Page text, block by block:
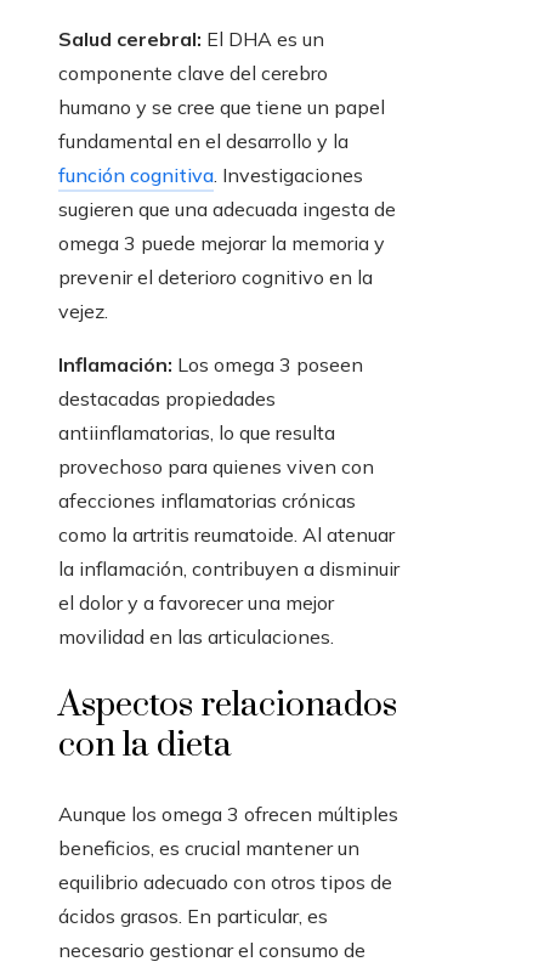
Salud cerebral: El DHA es un
componente clave del cerebro
humano y se cree que tiene un papel
fundamental en el desarrollo y la
función cognitiva. Investigaciones
sugieren que una adecuada ingesta de
omega 3 puede mejorar la memoria y
prevenir el deterioro cognitivo en la
vejez.
Inflamación: Los omega 3 poseen
destacadas propiedades
antiinflamatorias, lo que resulta
provechoso para quienes viven con
afecciones inflamatorias crónicas
como la artritis reumatoide. Al atenuar
la inflamación, contribuyen a disminuir
el dolor y a favorecer una mejor
movilidad en las articulaciones.
Aspectos relacionados
con la dieta
Aunque los omega 3 ofrecen múltiples
beneficios, es crucial mantener un
equilibrio adecuado con otros tipos de
ácidos grasos. En particular, es
necesario gestionar el consumo de